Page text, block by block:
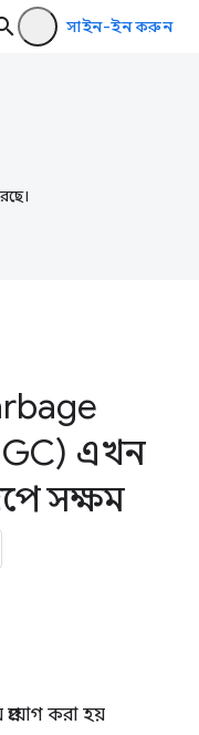
সাইন-ইন করুন
GC) এখন
সক্ষম
প্রয়োগ করা হয়